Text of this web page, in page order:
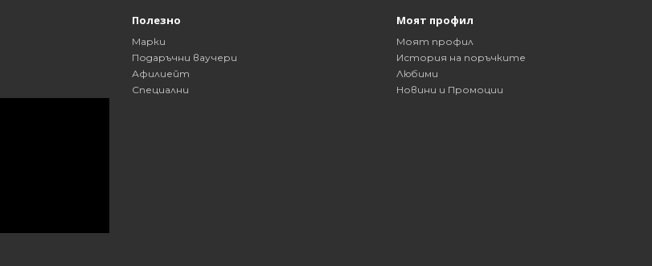
Полезно
Марки
Подаръчни ваучери
Афилиейт
Специални
Моят профил
Моят профил
История на поръчките
Любими
Новини и Промоции